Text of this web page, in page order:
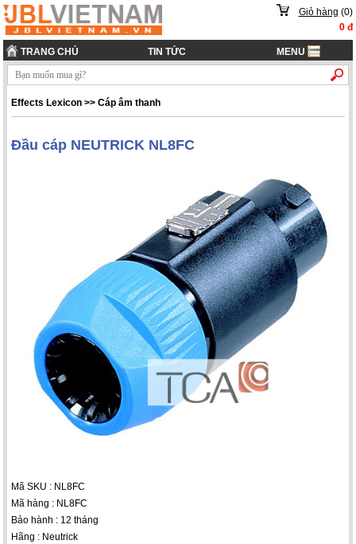
Giỏ hàng (0)
0đ
TRANG CHỦ TIN TỨC MENU
Effects Lexicon >>Cáp âm thanh
Đầu cáp NEUTRICK NL8FC
Mã SKU : NL8FC
Mã hàng : NL8FC
Bảo hành : 12 tháng
Hãng : Neutrick